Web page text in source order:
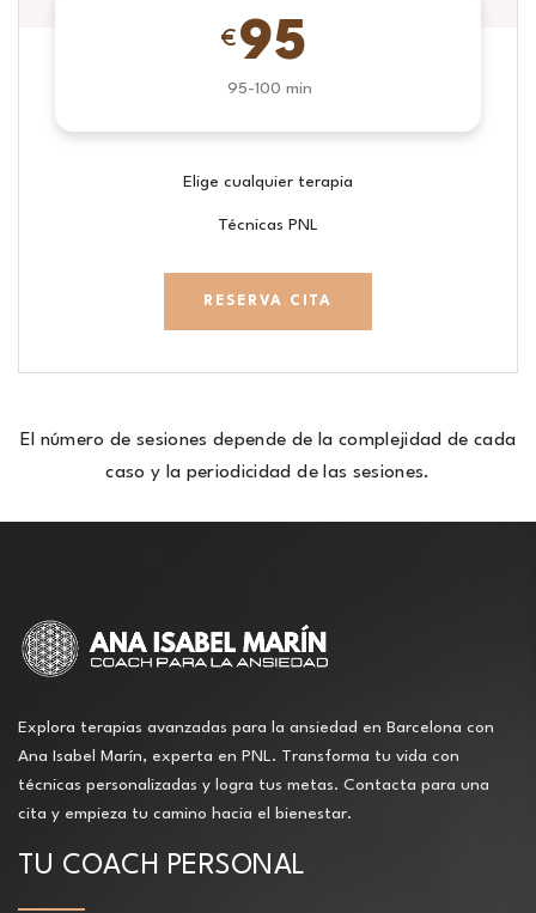
€ 95
95-100 min
Elige cualquier terapia
Técnicas PNL
RESERVA CITA
El número de sesiones depende de la complejidad de cada
caso y la periodicidad de las sesiones.
Explora terapias avanzadas para la ansiedad en Barcelona con
Ana Isabel Marín, experta en PNL. Transforma tu vida con
técnicas personalizadas y logra tus metas. Contacta para una
cita y empieza tu camino hacia el bienestar.
TU COACH PERSONAL